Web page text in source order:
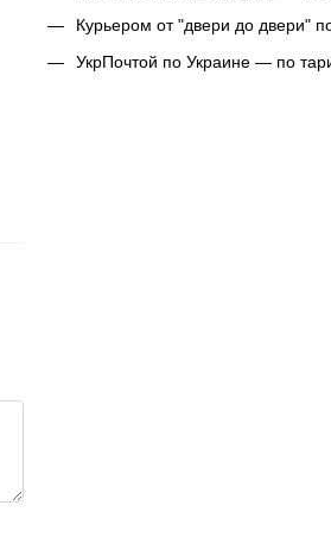
Курьером от "двери до двери"
УкрПочтой по Украине — по